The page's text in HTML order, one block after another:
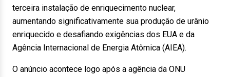
terceira instalação de enriquecimento nuclear,
aumentando significativamente sua produção de urânio
enriquecido e desafiando exigências dos EUA e da
Agência Internacional de Energia Atômica (AIEA).
O anúncio acontece logo após a agência da ONU